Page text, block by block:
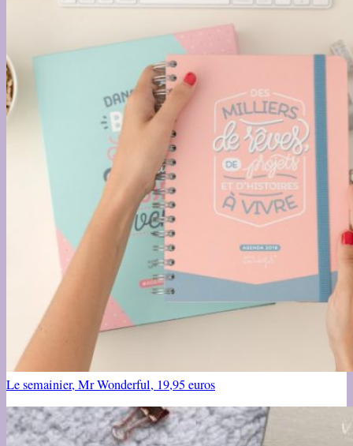
Le semainier, Mr Wonderful, 19,95 euros